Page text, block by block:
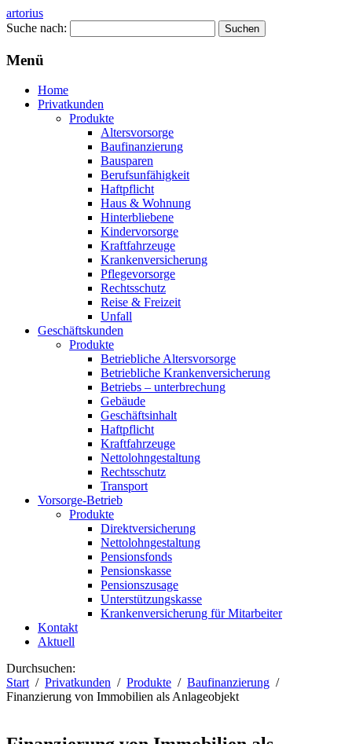
artorius
Suche nach:
Menü
Home
Privatkunden
Produkte
Altersvorsorge
Baufinanzierung
Bausparen
Berufsunfähigkeit
Haftpflicht
Haus & Wohnung
Hinterbliebene
Kindervorsorge
Kraftfahrzeuge
Krankenversicherung
Pflegevorsorge
Rechtsschutz
Reise & Freizeit
Unfall
Geschäftskunden
Produkte
Betriebliche Altersvorsorge
Betriebliche Krankenversicherung
Betriebs – unterbrechung
Gebäude
Geschäftsinhalt
Haftpflicht
Kraftfahrzeuge
Nettolohngestaltung
Rechtsschutz
Transport
Vorsorge-Betrieb
Produkte
Direktversicherung
Nettolohngestaltung
Pensionsfonds
Pensionskasse
Pensionszusage
Unterstützungskasse
Krankenversicherung für Mitarbeiter
Kontakt
Aktuell
Durchsuchen:
Start
Privatkunden Produkte
Baufinanzierung
Finanzierung von Immobilien als Anlageobjekt